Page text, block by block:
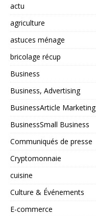
actu
agriculture
astuces ménage
bricolage récup
Business
Business, Advertising
BusinessArticle Marketing
BusinessSmall Business
Communiqués de presse
Cryptomonnaie
cuisine
Culture & Événements
E-commerce